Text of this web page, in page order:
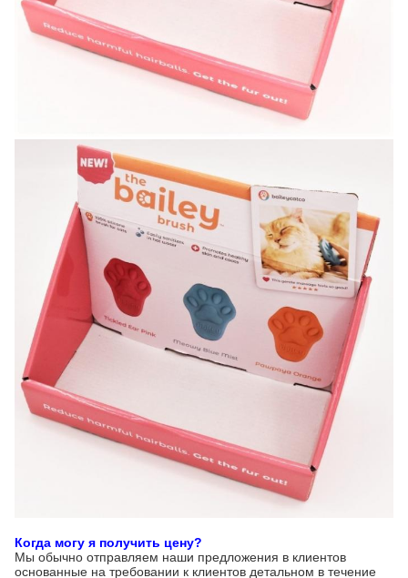
Когда могу я получить цену?
Мы обычно отправляем наши предложения в клиентов
основанные на требовании к клиентов детальном в течение